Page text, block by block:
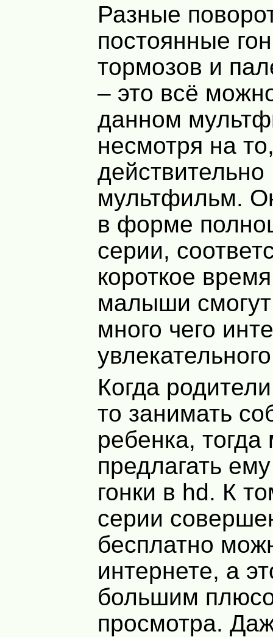
Разные
постоянные
тормозов и
– это всё
данном
несмотря на
действительно
мультфильм.
в форме
серии,
короткое
малыши смогут
много чего
Когда
то занимать
ребенка,
предлагать
гонки в hd. К
серии
бесплатно
интернете, а
большим
просмотра.